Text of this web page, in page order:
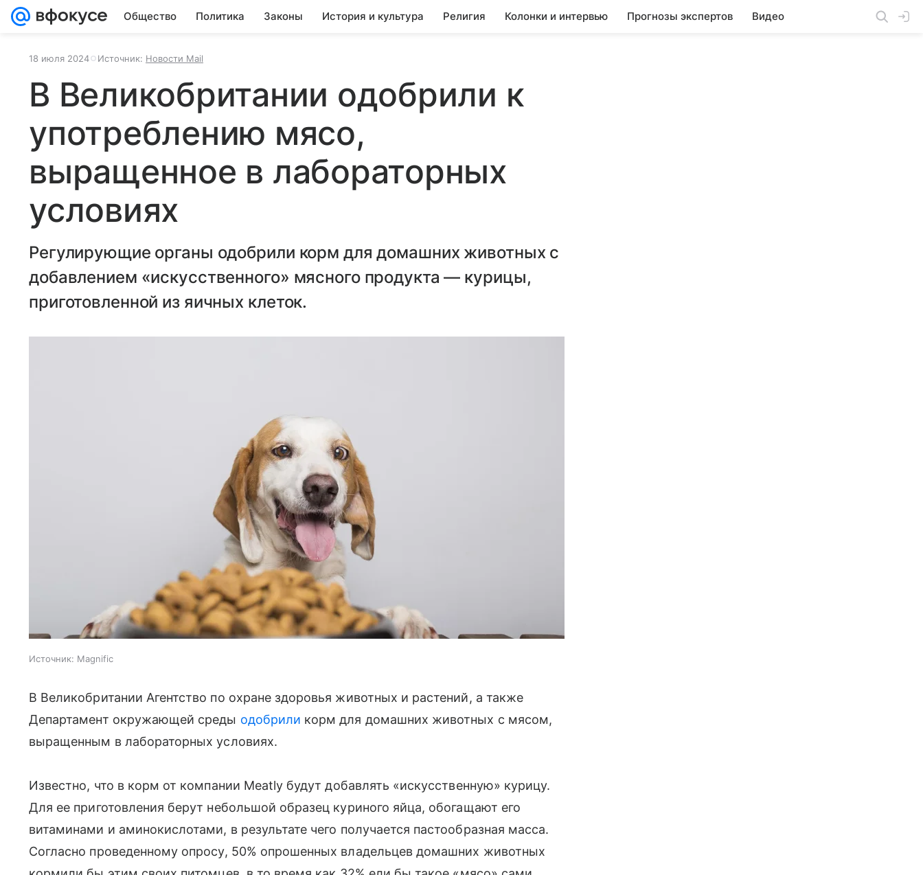
Общество Политика Законы История и культура Религия Колонки и интервью Прогнозы экспертов Видео
18 июля 2024 Источник: Новости Mail
В Великобритании одобрили к
употреблению мясо,
выращенное в лабораторных
условиях
Регулирующие органы одобрили корм для домашних животных с
добавлением «искусственного» мясного продукта — курицы,
приготовленной из яичных клеток.
Источник: Magnific
В Великобритании Агентство по охране здоровья животных и растений, а также
Департамент окружающей среды одобрили корм для домашних животных с мясом,
выращенным в лабораторных условиях.
Известно, что в корм от компании Meatly будут добавлять «искусственную» курицу.
Для ее приготовления берут небольшой образец куриного яйца, обогащают его
витаминами и аминокислотами, в результате чего получается пастообразная масса.
Согласно проведенному опросу, 50% опрошенных владельцев домашних животных